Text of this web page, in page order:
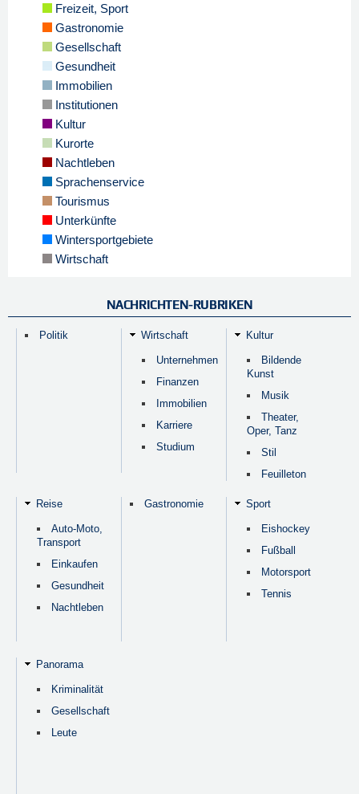
Freizeit, Sport
Gastronomie
Gesellschaft
Gesundheit
Immobilien
Institutionen
Kultur
Kurorte
Nachtleben
Sprachenservice
Tourismus
Unterkünfte
Wintersportgebiete
Wirtschaft
NACHRICHTEN-RUBRIKEN
Politik Wirtschaft
Unternehmen
Finanzen
Immobilien
Karriere
Studium
Kultur
Bildende
Kunst
Musik
Theater,
Oper, Tanz
Stil
Feuilleton
Reise
Auto-Moto,
Transport
Einkaufen
Gesundheit
Nachtleben
Gastronomie Sport
Eishockey
Fußball
Motorsport
Tennis
Panorama
Kriminalität
Gesellschaft
Leute